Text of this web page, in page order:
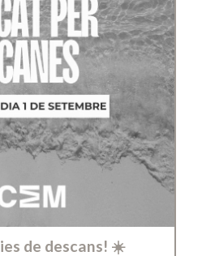
de descans! ☀️